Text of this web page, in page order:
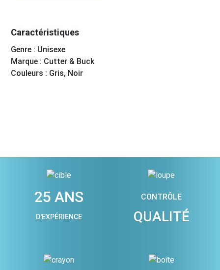
Caractéristiques
Genre : Unisexe
Marque : Cutter & Buck
Couleurs : Gris, Noir
25 ANS
D'EXPÉRIENCE
CONTRÔLE
QUALITÉ